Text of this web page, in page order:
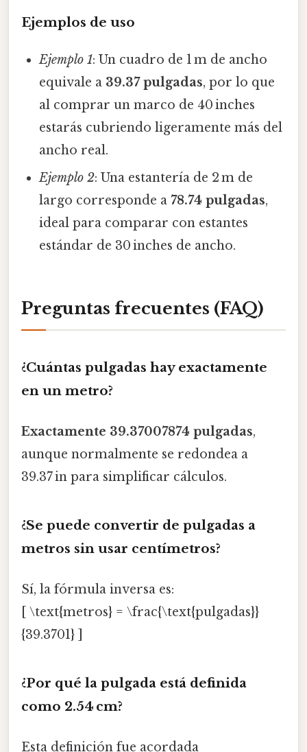
Ejemplos de uso
Ejemplo 1: Un cuadro de 1 m de ancho
equivale a 39.37 pulgadas, por lo que
al comprar un marco de 40 inches
estarás cubriendo ligeramente más del
ancho real.
Ejemplo 2: Una estantería de 2 m de
largo corresponde a78.74 pulgadas,
ideal para comparar con estantes
estándar de 30 inches de ancho.
Preguntas frecuentes (FAQ)
¿Cuántas pulgadas hay exactamente
en un metro?
Exactamente 39.37007874 pulgadas,
aunque normalmente se redondea a
39.37 in para simplificar cálculos.
¿Se puede convertir de pulgadas a
metros sin usar centímetros?
Sí, la fórmula inversa es:
[ \text{metros} = \frac{\text{pulgadas}}
{39.3701} ]
¿Por qué la pulgada está definida
como 2.54 cm?
Esta definición fue acordada